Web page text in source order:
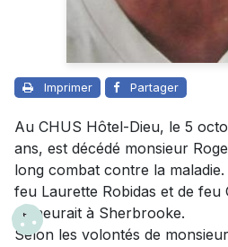
Imprimer Partager
Au CHUS Hôtel-Dieu, le 5
ans, est décédé monsieur
long combat contre la
feu Laurette Robidas et de feu
demeurait à Sherbrooke.
Selon les volontés de